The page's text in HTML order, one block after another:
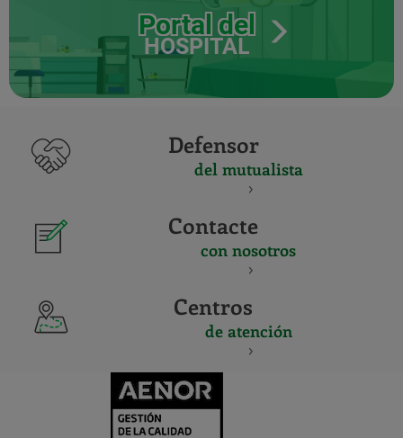
Portal del
HOSPITAL
Defensor
del mutualista
Contacte
con nosotros
Centros
de atención